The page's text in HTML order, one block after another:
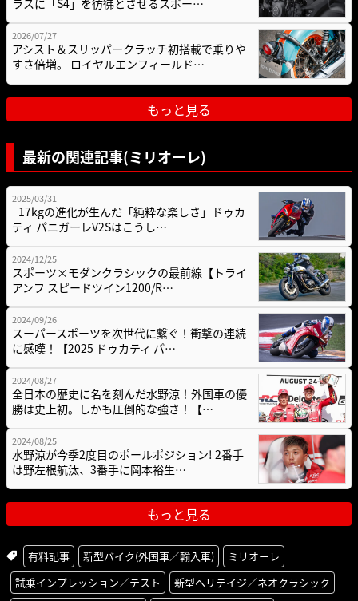
ラスに「S4」を彷彿とさせるスポー…
2026/07/27
アシスト＆スリッパークラッチ初搭載で乗りや
すさ倍増。 ロイヤルエンフィールド…
もっと見る
最新の関連記事(ミリオーレ)
2025/03/31
−17kgの進化が生んだ「純粋な楽しさ」ドゥカ
ティ パニガーレV2Sはこうし…
2024/12/25
スポーツ×モダンクラシックの最前線【トライ
アンフ スピードツイン1200/R…
2024/09/26
スーパースポーツを次世代に繋ぐ！衝撃の連続
に感嘆！【2025 ドゥカティ パ…
2024/08/27
全日本の歴史に名を刻んだ水野涼！外国車の優
勝は史上初。しかも圧倒的な強さ！【…
2024/08/25
水野涼が今季2度目のポールポジション! 2番手
は野左根航汰、3番手に岡本裕生…
もっと見る
有料記事 新型バイク(外国車／輸入車)
ミリオーレ
試乗インプレッション／テスト
新型ヘリテイジ／ネオクラシック